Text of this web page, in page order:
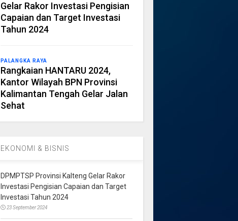
Gelar Rakor Investasi Pengisian
Capaian dan Target Investasi
Tahun 2024
PALANGKA RAYA
Rangkaian HANTARU 2024,
Kantor Wilayah BPN Provinsi
Kalimantan Tengah Gelar Jalan
Sehat
EKONOMI & BISNIS
DPMPTSP Provinsi Kalteng Gelar Rakor
Investasi Pengisian Capaian dan Target
Investasi Tahun 2024
23 September 2024